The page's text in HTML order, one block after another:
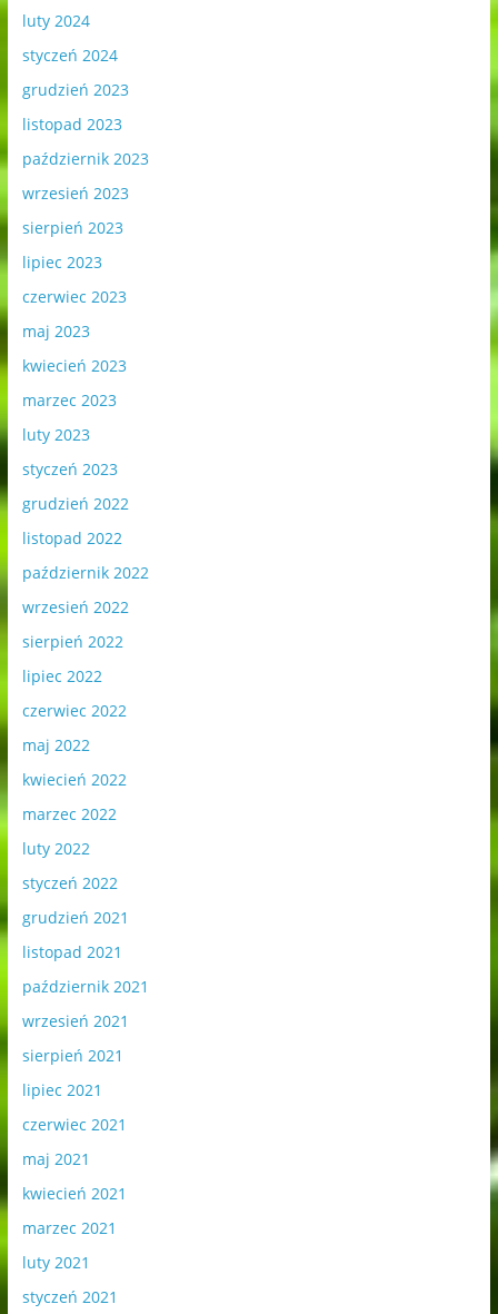
luty 2024
styczeń 2024
grudzień 2023
listopad 2023
październik 2023
wrzesień 2023
sierpień 2023
lipiec 2023
czerwiec 2023
maj 2023
kwiecień 2023
marzec 2023
luty 2023
styczeń 2023
grudzień 2022
listopad 2022
październik 2022
wrzesień 2022
sierpień 2022
lipiec 2022
czerwiec 2022
maj 2022
kwiecień 2022
marzec 2022
luty 2022
styczeń 2022
grudzień 2021
listopad 2021
październik 2021
wrzesień 2021
sierpień 2021
lipiec 2021
czerwiec 2021
maj 2021
kwiecień 2021
marzec 2021
luty 2021
styczeń 2021